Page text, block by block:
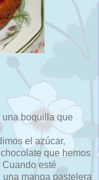
una boquilla que
el azúcar,
que hemos
esté
manga pastelera